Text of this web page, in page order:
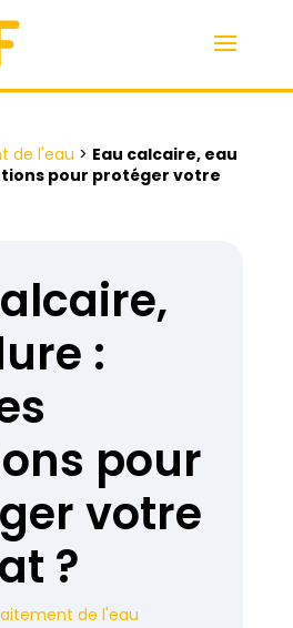
de l'eau > Eau calcaire, eau
pour protéger votre
:
pour
votre
?
de l'eau